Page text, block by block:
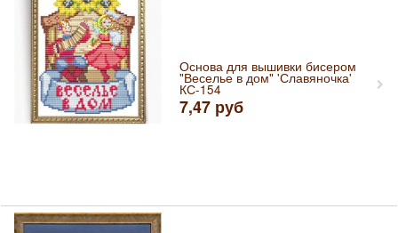
Основа для вышивки бисером
"Веселье в дом" 'Славяночка'
КС-154
7,47 руб